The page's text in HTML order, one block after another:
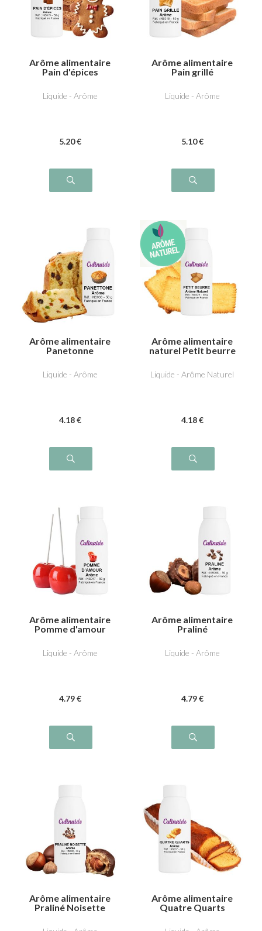
Arôme alimentaire
Pain d'épices
Liquide - Arôme
5.20 €
Arôme alimentaire
Pain grillé
Liquide - Arôme
5.10 €
Arôme alimentaire
Panetonne
Liquide - Arôme
4.18 €
Arôme alimentaire
naturel Petit beurre
Liquide - Arôme Naturel
4.18 €
Arôme alimentaire
Pomme d'amour
Liquide - Arôme
4.79 €
Arôme alimentaire
Praliné
Liquide - Arôme
4.79 €
Arôme alimentaire
Praliné Noisette
Arôme alimentaire
Quatre Quarts